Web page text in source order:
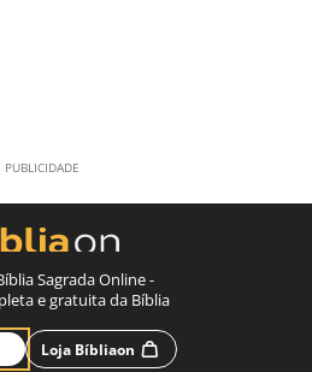
Sagrada Online -
e gratuita da Bíblia
Loja Bíbliaon